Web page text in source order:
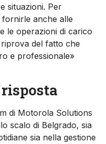
situazioni. Per
fornirle anche alle
le operazioni di carico
del fatto che
e professionale»
di Motorola Solutions
scalo di Belgrado, sia
sia nella gestione